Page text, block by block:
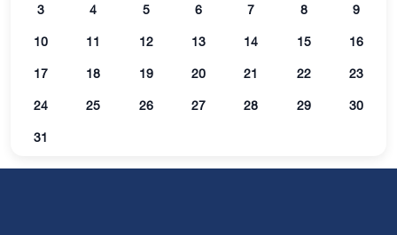
3 4 5 6 7 8 9
10 11 12 13 14 15 16
17 18 19 20 21 22 23
24 25 26 27 28 29 30
31